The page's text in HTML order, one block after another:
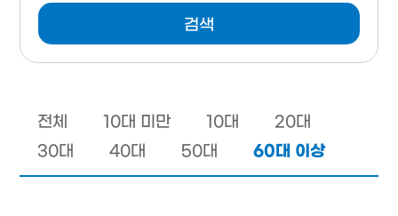
검색
전체 10대 미만 10대
20대
30대
40대 50대 60대 이상